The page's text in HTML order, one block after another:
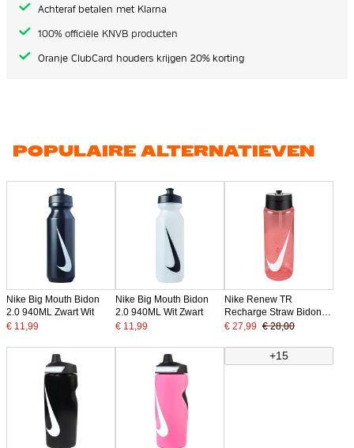
Achteraf betalen met Klarna
100% officiële KNVB producten
Oranje ClubCard houders krijgen 20% korting
POPULAIRE ALTERNATIEVEN
Nike Big Mouth Bidon
2.0 940ML Zwart Wit
€ 11,99
Nike Big Mouth Bidon
2.0 940ML Wit Zwart
€ 11,99
Nike Renew TR
Recharge Straw Bidon
700ML Lichtrood Zwart
€ 27,99 € 28,00
+15